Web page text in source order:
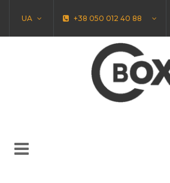
UA +38 050 012 40 88